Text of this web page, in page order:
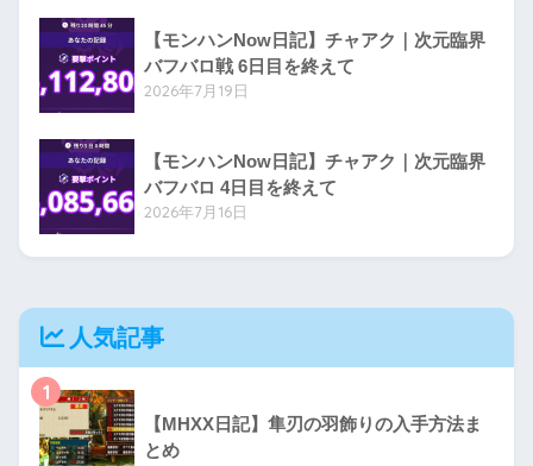
【モンハンNow日記】チャアク｜次元臨界
バフバロ戦 6日目を終えて
2026年7月19日
【モンハンNow日記】チャアク｜次元臨界
バフバロ 4日目を終えて
2026年7月16日
人気記事
1
【MHXX日記】隼刃の羽飾りの入手方法ま
とめ